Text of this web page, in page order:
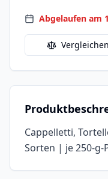
Abgelaufen am
Vergleichen
Cappelletti,
Sorten | je 250-g-